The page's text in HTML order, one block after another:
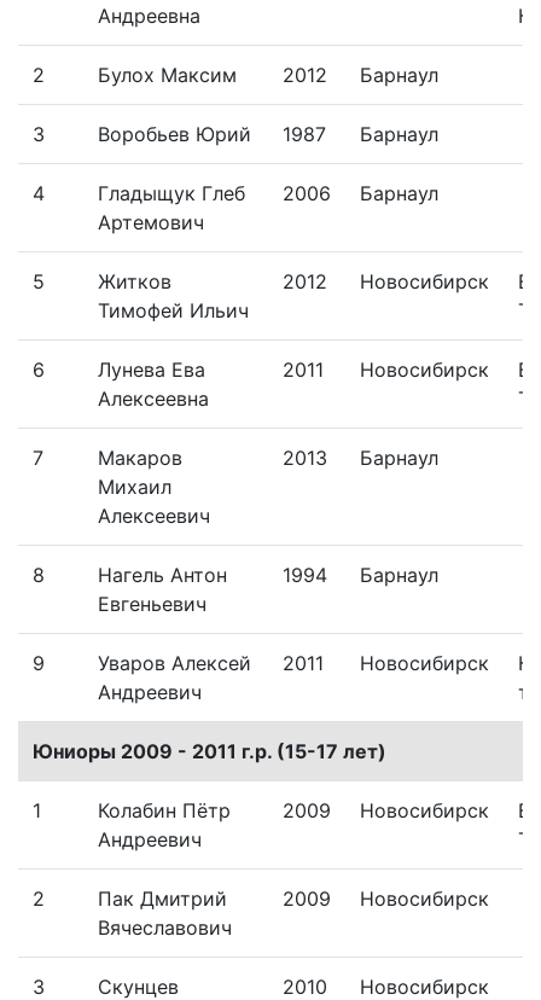
Андреевна
2 Булох Максим 2012 Барнаул
3 Воробьев Юрий 1987 Барнаул
4
Гладыщук Глеб
Артемович
2006 Барнаул
5
Житков
Тимофей Ильич
2012 Новосибирск
6
Лунева Ева
Алексеевна
2011 Новосибирск
7
Макаров
Михаил
Алексеевич
2013 Барнаул
8
Нагель Антон
Евгеньевич
1994 Барнаул
9
Уваров Алексей
Андреевич
2011 Новосибирск
Юниоры 2009 - 2011 г.р. (15-17 лет)
1
Колабин Пётр
Андреевич
2009 Новосибирск
2
Пак Дмитрий
Вячеславович
2009 Новосибирск
3
Скунцев
2010 Новосибирск